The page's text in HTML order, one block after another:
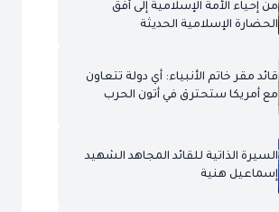
من إحياء الأمة الإسلامية إلى أفق
الحضارة الإسلامية الحديثة
قائد مقر خاتم الأنبياء: أي دولة تتعاون
مع أمريكا ستحترق في أتون الحرب
السيرة الذاتية للقائد المجاهد الشهيد
إسماعيل هنية